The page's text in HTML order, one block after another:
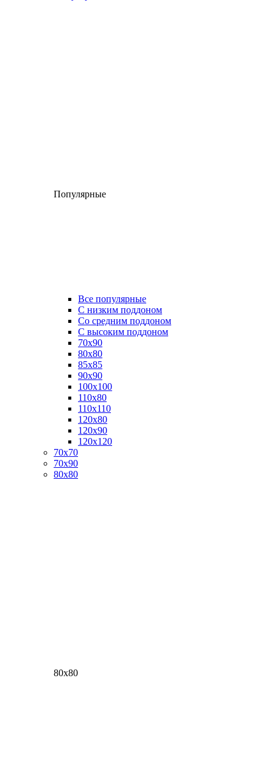
Популярные
Все популярные
C низким поддоном
Со средним поддоном
С высоким поддоном
70х90
80х80
85х85
90х90
100х100
110х80
110х110
120х80
120х90
120х120
70х70
70х90
80х80
80х80